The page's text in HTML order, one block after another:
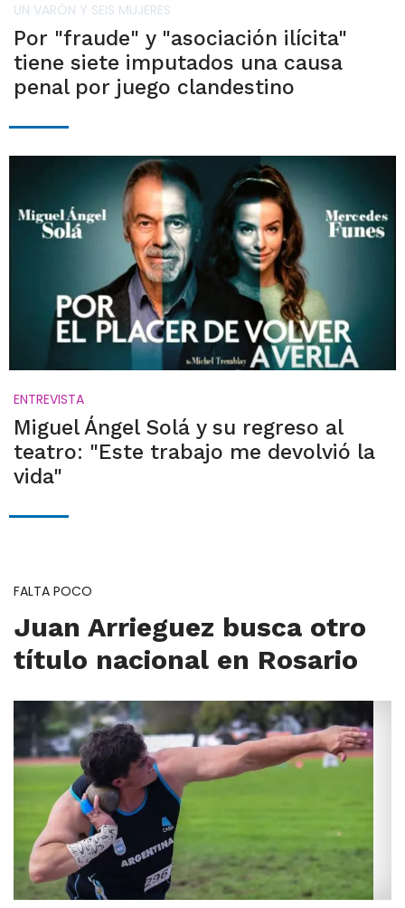
UN VARÓN Y SEIS MUJERES
Por "fraude" y "asociación ilícita"
tiene siete imputados una causa
penal por juego clandestino
ENTREVISTA
Miguel Ángel Solá y su regreso al
teatro: "Este trabajo me devolvió la
vida"
FALTA POCO
Juan Arrieguez busca otro
título nacional en Rosario